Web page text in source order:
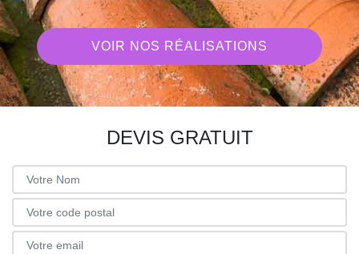
VOIR NOS RÉALISATIONS
DEVIS GRATUIT